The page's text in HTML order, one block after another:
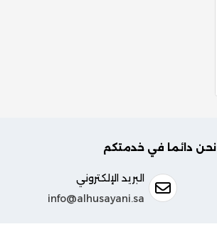
نحن دائما في خدمتكم
البريد الإلكتروني
info@alhusayani.sa